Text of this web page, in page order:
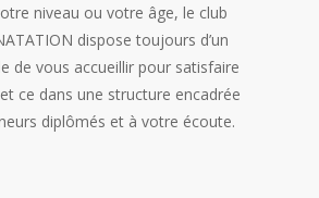
niveau ou votre âge, le club
dispose toujours d’un
de vous accueillir pour satisfaire
ce dans une structure encadrée
diplômés et à votre écoute.